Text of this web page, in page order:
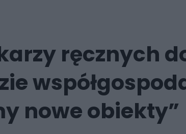
ręcznych
nowe obiekty”